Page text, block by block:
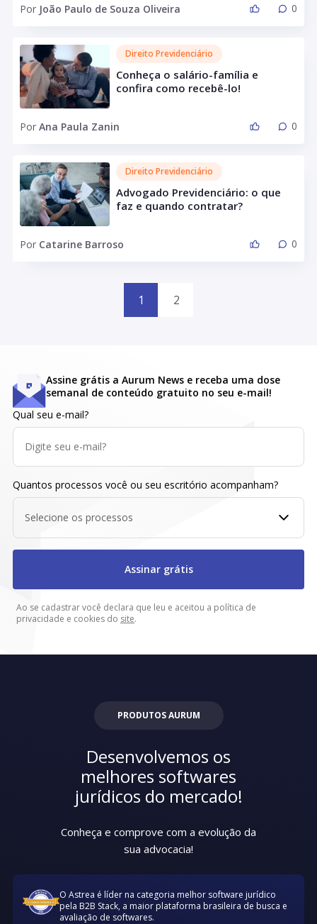
Por João Paulo de Souza Oliveira 0
Direito Previdenciário
Conheça o salário-família e
confira como recebê-lo!
Por Ana Paula Zanin 0
Direito Previdenciário
Advogado Previdenciário: o que
faz e quando contratar?
Por Catarine Barroso 0
1 2
Assine grátis a Aurum News e receba uma dose
semanal de conteúdo gratuito no seu e-mail!
Qual seu e-mail?
Quantos processos você ou seu escritório acompanham?
Selecione os processos
Assinar grátis
Ao se cadastrar você declara que leu e aceitou a política de
privacidade e cookies do site.
PRODUTOS AURUM
Desenvolvemos os
melhores softwares
jurídicos do mercado!
Conheça e comprove com a evolução da
sua advocacia!
O Astrea é líder na categoria melhor software jurídico
pela B2B Stack, a maior plataforma brasileira de busca e
avaliação de softwares.